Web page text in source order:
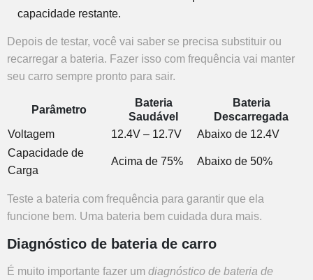
capacidade restante.
Depois de testar, você vai saber se precisa substituir ou
recarregar a bateria. Fazer isso com frequência vai manter
seu carro sempre pronto para sair.
Parâmetro
Bateria
Saudável
Bateria
Descarregada
Voltagem
12.4V – 12.7V
Abaixo de 12.4V
Capacidade de
Carga
Acima de 75% Abaixo de 50%
Teste a bateria com frequência para garantir que ela
funcione bem. Uma bateria bem cuidada dura mais.
Diagnóstico de bateria de carro
É muito importante fazer um diagnóstico de bateria de